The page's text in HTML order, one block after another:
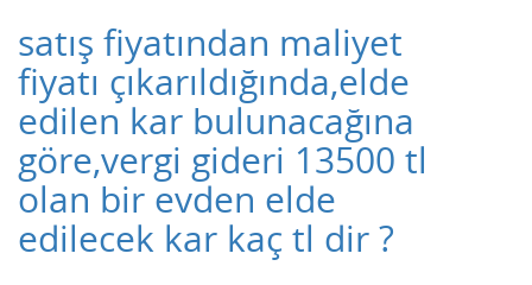
satış fiyatından maliyet
fiyatı çıkarıldığında,elde
edilen kar bulunacağına
göre,vergi gideri 13500 tl
olan bir evden elde
edilecek kar kaç tl dir ?